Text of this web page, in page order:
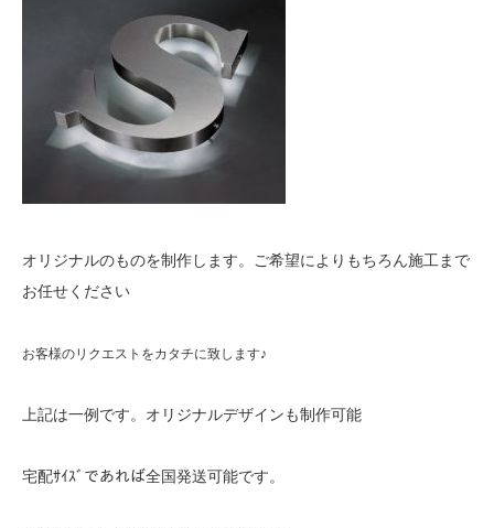
オリジナルのものを制作します。ご希望によりもちろん施工まで
お任せください
お客様のリクエストをカタチに致します♪
上記は一例です。オリジナルデザインも制作可能
宅配ｻｲｽﾞであれば全国発送可能です。